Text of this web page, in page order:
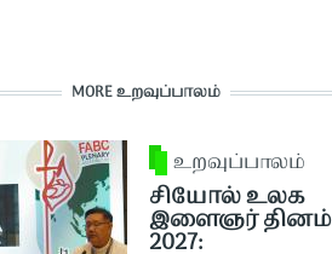
MORE உறவுப்பாலம்
உறவுப்பாலம்
சியோல் உலக
இளைஞர் தினம்
2027: